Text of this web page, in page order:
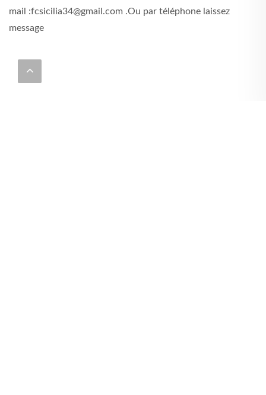
mail :fcsicilia34@gmail.com .Ou par téléphone laissez
message